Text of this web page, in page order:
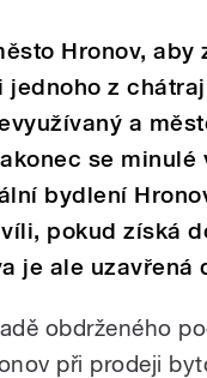
Hronov, aby
jednoho z
a
se minulé
bydlení
pokud získá
je ale uzavřená
obdrženého
při prodeji